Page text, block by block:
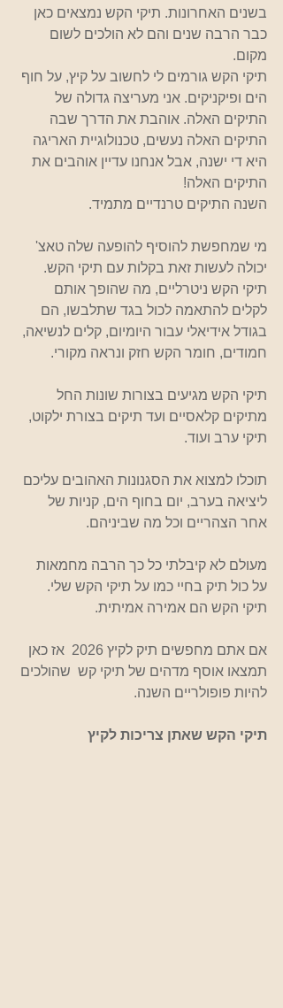
בשנים האחרונות. תיקי הקש נמצאים כאן
כבר הרבה שנים והם לא הולכים לשום
מקום.
תיקי הקש גורמים לי לחשוב על קיץ, על חוף
הים ופיקניקים. אני מעריצה גדולה של
התיקים האלה. אוהבת את הדרך שבה
התיקים האלה נעשים, טכנולוגיית האריגה
היא די ישנה, אבל אנחנו עדיין אוהבים את
התיקים האלה!
השנה התיקים טרנדיים מתמיד.
מי שמחפשת להוסיף להופעה שלה טאצ'
יכולה לעשות זאת בקלות עם תיקי הקש.
תיקי הקש ניטרליים, מה שהופך אותם
לקלים להתאמה לכול בגד שתלבשו, הם
בגודל אידיאלי עבור היומיום, קלים לנשיאה,
חמודים, חומר הקש חזק ונראה מקורי.
תיקי הקש מגיעים בצורות שונות החל
מתיקים קלאסיים ועד תיקים בצורת ילקוט,
תיקי ערב ועוד.
תוכלו למצוא את הסגנונות האהובים עליכם
ליציאה בערב, יום בחוף הים, קניות של
אחר הצהריים וכל מה שביניהם.
מעולם לא קיבלתי כל כך הרבה מחמאות
על כול תיק בחיי כמו על תיקי הקש שלי.
תיקי הקש הם אמירה אמיתית.
אם אתם מחפשים תיק לקיץ 2026  אז כאן
תמצאו אוסף מדהים של תיקי קש  שהולכים
להיות פופולריים השנה.
תיקי הקש שאתן צריכות לקיץ